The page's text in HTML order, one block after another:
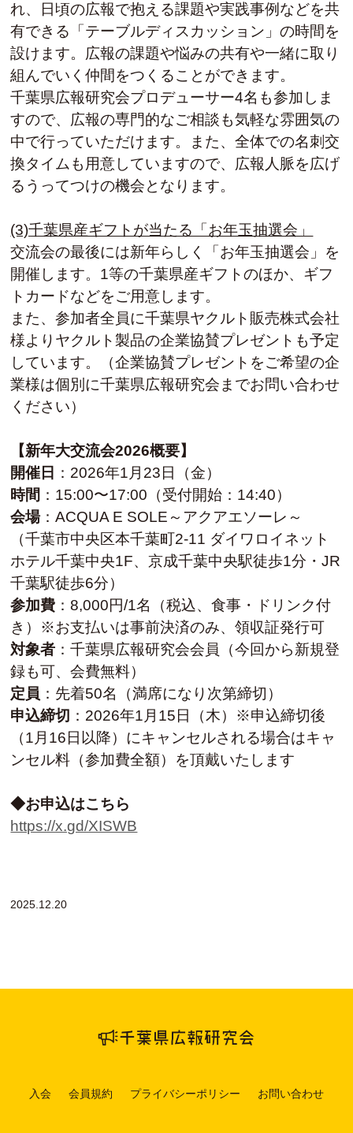
れ、日頃の広報で抱える課題や実践事例などを共
有できる「テーブルディスカッション」の時間を
設けます。広報の課題や悩みの共有や一緒に取り
組んでいく仲間をつくることができます。
千葉県広報研究会プロデューサー4名も参加しま
すので、広報の専門的なご相談も気軽な雰囲気の
中で行っていただけます。また、全体での名刺交
換タイムも用意していますので、広報人脈を広げ
るうってつけの機会となります。
(3)千葉県産ギフトが当たる「お年玉抽選会」
交流会の最後には新年らしく「お年玉抽選会」を
開催します。1等の千葉県産ギフトのほか、ギフ
トカードなどをご用意します。
また、参加者全員に千葉県ヤクルト販売株式会社
様よりヤクルト製品の企業協賛プレゼントも予定
しています。（企業協賛プレゼントをご希望の企
業様は個別に千葉県広報研究会までお問い合わせ
ください）
【新年大交流会2026概要】
開催日 ：2026年1月23日（金）
時間 ：15:00〜17:00（受付開始：14:40）
会場：ACQUA E SOLE～アクアエソーレ～
（千葉市中央区本千葉町2-11 ダイワロイネット
ホテル千葉中央1F、京成千葉中央駅徒歩1分・JR
千葉駅徒歩6分）
参加費 ：8,000円/1名（税込、食事・ドリンク付
き）※お支払いは事前決済のみ、領収証発行可
対象者 ：千葉県広報研究会会員（今回から新規登
録も可、会費無料）
定員 ：先着50名（満席になり次第締切）
申込締切 ：2026年1月15日（木）※申込締切後
（1月16日以降）にキャンセルされる場合はキャ
ンセル料（参加費全額）を頂戴いたします
◆お申込はこちら
https://x.gd/XISWB
2025.12.20
入会 会員規約 プライバシーポリシー お問い合わせ